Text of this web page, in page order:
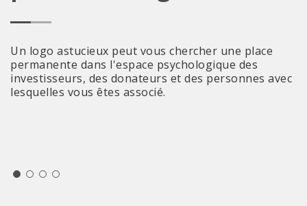
Un logo astucieux peut vous chercher une place
permanente dans l'espace psychologique des
investisseurs, des donateurs et des personnes avec
lesquelles vous êtes associé.